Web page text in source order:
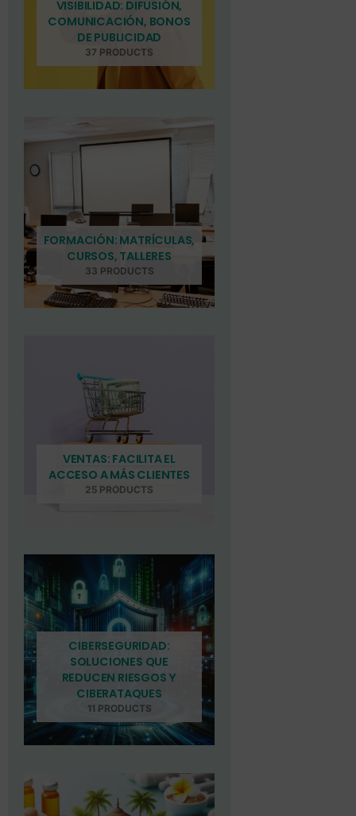
VISIBILIDAD: DIFUSIÓN,
COMUNICACIÓN, BONOS
DE PUBLICIDAD
37 PRODUCTS
FORMACIÓN: MATRÍCULAS,
CURSOS, TALLERES
33 PRODUCTS
VENTAS: FACILITA EL
ACCESO A MÁS CLIENTES
25 PRODUCTS
CIBERSEGURIDAD:
SOLUCIONES QUE
REDUCEN RIESGOS Y
CIBERATAQUES
11 PRODUCTS